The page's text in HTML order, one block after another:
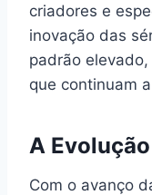
criadores e
inovação das
padrão
que continuam
A
Com o avanço